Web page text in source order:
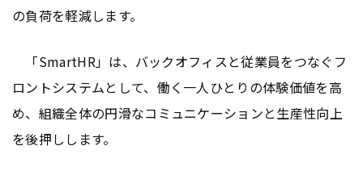
の負荷を軽減します。
「SmartHR」は、バックオフィスと従業員をつなぐフ
ロントシステムとして、働く一人ひとりの体験価値を高
め、組織全体の円滑なコミュニケーションと生産性向上
を後押しします。